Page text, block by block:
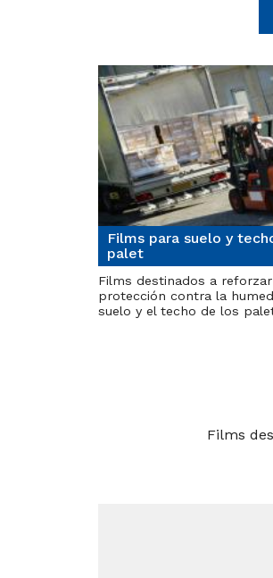
Films para suelo y
palet
Films destinados a
protección contra la
suelo y el techo de los
Films